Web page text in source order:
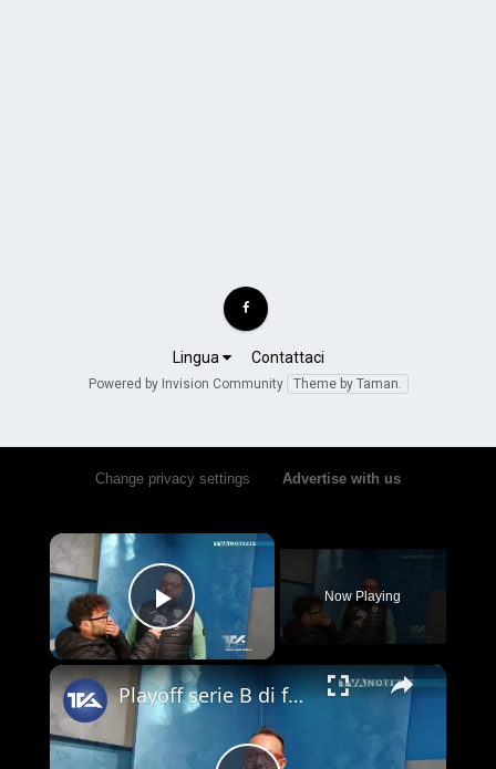
Lingua Contattaci
Powered by Invision Community Theme by Taman.
Change privacy settings Advertise with us
×
Play Video
Now Playing
×
Playoff serie B di futsal. Domenica appuntamento da non perdere alla Tensostruttura: l’Adrano ospit